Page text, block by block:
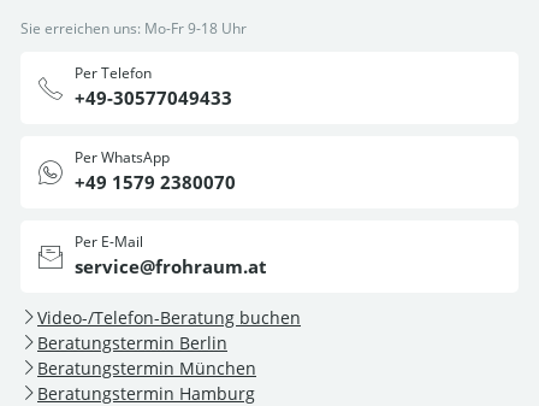
Sie erreichen uns: Mo-Fr 9-18 Uhr
Per Telefon
+49-30577049433
Per WhatsApp
+49 1579 2380070
Per E-Mail
service@frohraum.at
Video-/Telefon-Beratung buchen
Beratungstermin Berlin
Beratungstermin München
Beratungstermin Hamburg